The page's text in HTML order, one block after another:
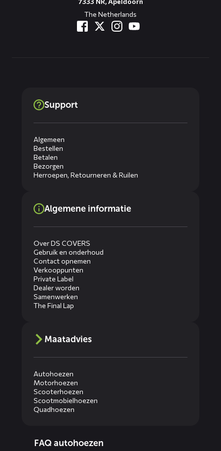
The Netherlands
Support
Algemeen
Bestellen
Betalen
Bezorgen
Herroepen, Retourneren & Ruilen
Algemene informatie
Over DS COVERS
Gebruik en onderhoud
Contact opnemen
Verkooppunten
Private Label
Dealer worden
Samenwerken
The Final Lap
Maatadvies
Autohoezen
Motorhoezen
Scooterhoezen
Scootmobielhoezen
Quadhoezen
menusFAQ autohoezen